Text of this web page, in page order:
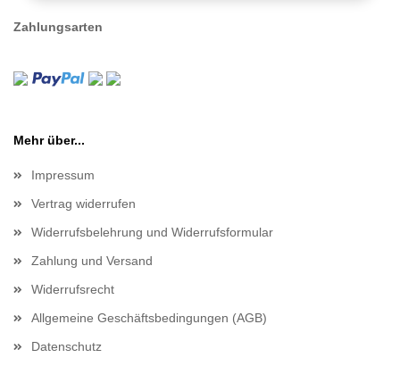
Zahlungsarten
Mehr über...
Impressum
Vertrag widerrufen
Widerrufsbelehrung und Widerrufsformular
Zahlung und Versand
Widerrufsrecht
Allgemeine Geschäftsbedingungen (AGB)
Datenschutz